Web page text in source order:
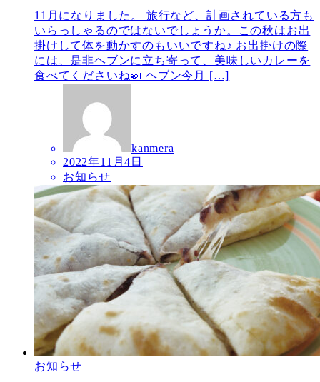
11月になりました。 旅行など、計画されている方も
いらっしゃるのではないでしょうか。この秋はお出
掛けして体を動かすのもいいですね♪ お出掛けの際
には、是非ヘブンに立ち寄って、美味しいカレーを
食べてくださいね🍛 ヘブン今月 […]
kanmera
2022年11月4日
お知らせ
お知らせ